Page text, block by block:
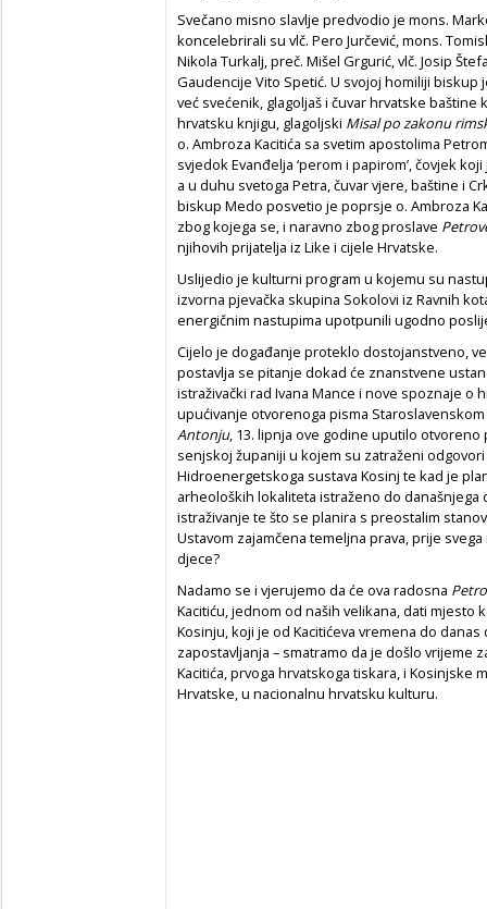
Svečano misno slavlje predvodio je mons.
koncelebrirali su vlč. Pero Jurčević, mons.
Nikola Turkalj, preč. Mišel Grgurić, vlč. Josip
Gaudencije Vito Spetić. U svojoj homiliji
već svećenik, glagoljaš i čuvar hrvatske
hrvatsku knjigu, glagoljski Misal po zakonu
o. Ambroza Kacitića sa svetim apostolima
svjedok Evanđelja ‘perom i papirom’, čovjek
a u duhu svetoga Petra, čuvar vjere, baštine i
biskup Medo posvetio je poprsje o. Ambroza
zbog kojega se, i naravno zbog proslave
njihovih prijatelja iz Like i cijele Hrvatske.
Uslijedio je kulturni program u kojemu su
izvorna pjevačka skupina Sokolovi iz Ravnih
energičnim nastupima upotpunili ugodno
Cijelo je događanje proteklo dostojanstveno,
postavlja se pitanje dokad će znanstvene
istraživački rad Ivana Mance i nove spoznaje o
upućivanje otvorenoga pisma
Antonju, 13. lipnja ove godine uputilo
senjskoj županiji u kojem su zatraženi
Hidroenergetskoga sustava Kosinj te kad je
arheoloških lokaliteta istraženo do današnjega
istraživanje te što se planira s preostalim
Ustavom zajamčena temeljna prava, prije
djece?
Nadamo se i vjerujemo da će ova radosna
Kacitiću, jednom od naših velikana, dati mjesto
Kosinju, koji je od Kacitićeva vremena do
zapostavljanja – smatramo da je došlo vrijeme
Kacitića, prvoga hrvatskoga tiskara, i
Hrvatske, u nacionalnu hrvatsku kulturu.